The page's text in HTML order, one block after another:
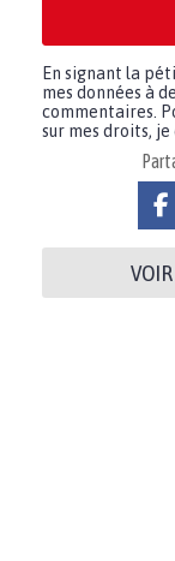
En signant la
mes données à
commentaires.
sur mes droits, je